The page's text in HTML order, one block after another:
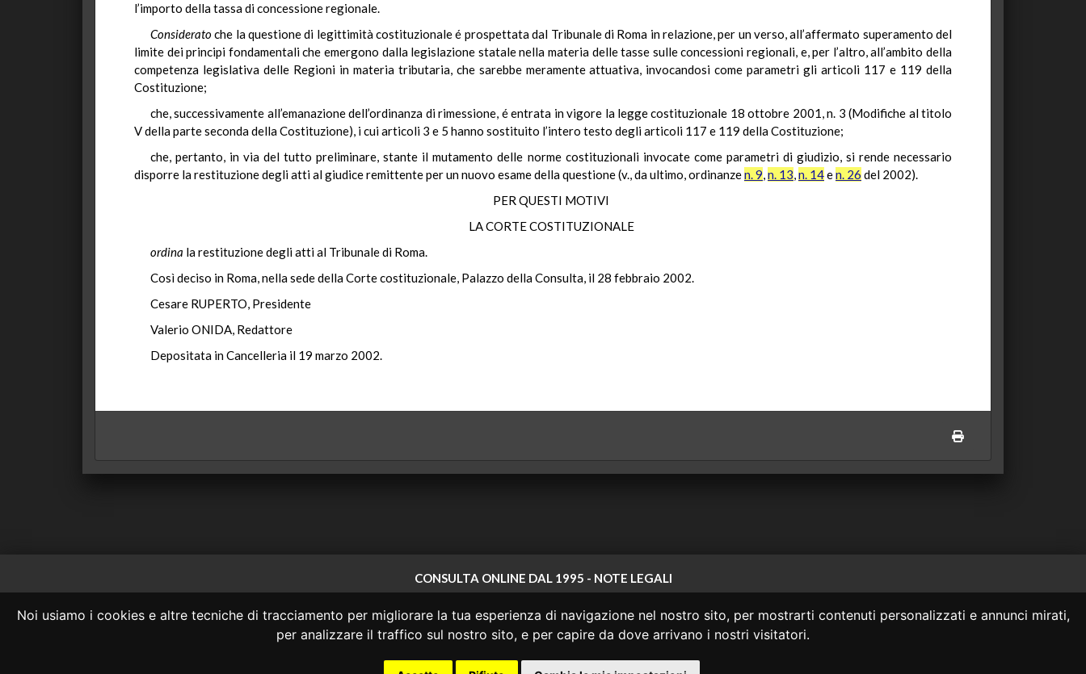
Noi usiamo i cookies e altre tecniche di tracciamento per migliorare la tua esperienza di navigazione nel nostro sito, per mostrarti contenuti personalizzati e annunci mirati,
per analizzare il traffico sul nostro sito, e per capire da dove arrivano i nostri visitatori.
l’importo della tassa di concessione regionale.
Consideratoche la questione di legittimità costituzionale é prospettata dal Tribunale di Roma in relazione, per un verso, all’affermato superamento del
limite dei principi fondamentali che emergono dalla legislazione statale nella materia delle tasse sulle concessioni regionali, e, per l’altro, all’ambito della
competenza legislativa delle Regioni in materia tributaria, che sarebbe meramente attuativa, invocandosi come parametri gli articoli 117 e 119 della
Costituzione;
che, successivamente all’emanazione dell’ordinanza di rimessione, é entrata in vigore la legge costituzionale 18 ottobre 2001, n. 3 (Modifiche al titolo
V della parte seconda della Costituzione), i cui articoli 3 e 5 hanno sostituito l’intero testo degli articoli 117 e 119 della Costituzione;
che, pertanto, in via del tutto preliminare, stante il mutamento delle norme costituzionali invocate come parametri di giudizio, si rende necessario
disporre la restituzione degli atti al giudice remittente per un nuovo esame della questione (v., da ultimo, ordinanzen. 9,n. 13,n. 14en. 26 del 2002).
PER QUESTI MOTIVI
LA CORTE COSTITUZIONALE
ordina la restituzione degli atti al Tribunale di Roma.
Così deciso in Roma, nella sede della Corte costituzionale, Palazzo della Consulta, il 28 febbraio 2002.
Cesare RUPERTO, Presidente
Valerio ONIDA, Redattore
Depositata in Cancelleria il 19 marzo 2002.
CONSULTA ONLINE DAL 1995 - NOTE LEGALI
Consulta OnLine non ha prodotto e non è responsabile per i contenuti e le informazioni legali di siti collegati.
La consultazione di questi o del materiale contenuto nel sito non costituisce una relazione di consulenza legale.